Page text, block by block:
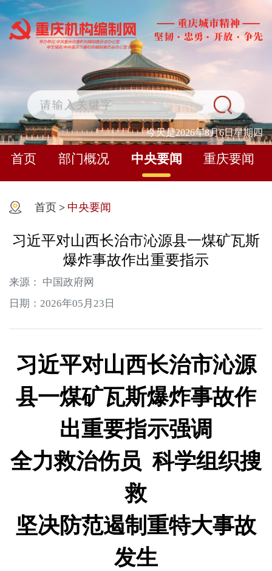
今天是2026年8月6日星期四
首页 部门概况 中央要闻 重庆要闻
首页 > 中央要闻
习近平对山西长治市沁源县一煤矿瓦斯
爆炸事故作出重要指示
来源： 中国政府网
日期：2026年05月23日
习近平对山西长治市沁源
县一煤矿瓦斯爆炸事故作
出重要指示强调
全力救治伤员 科学组织搜
救
坚决防范遏制重特大事故
发生